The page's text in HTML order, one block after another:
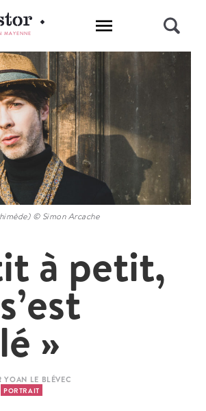
MAYENNE
© Simon Arcache
à petit,
»
LE BLÉVEC
PORTRAIT